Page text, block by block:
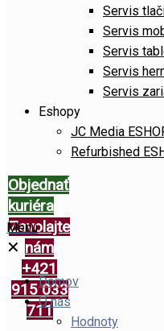
Servis
Servis
Servis
Servis
Servis
Eshopy
JC Media
Refurbished
Objednať
kuriéra
Zavolajte
nám
+421
915 033
711
Menu
✕
Domov
O nás
Hodnoty